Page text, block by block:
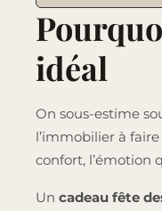
idéal
On sous-estime
l’immobilier à
confort, l’émotion
Un cadeau fête